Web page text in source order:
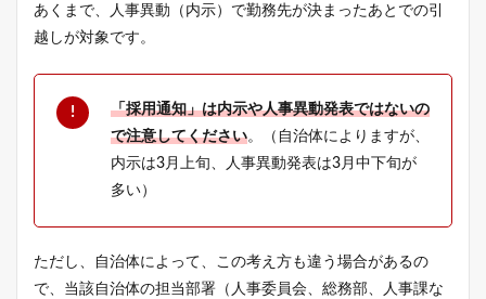
あくまで、人事異動（内示）で勤務先が決まったあとでの引
越しが対象です。
「採用通知」は内示や人事異動発表ではないの
で注意してください。（自治体によりますが、
内示は3月上旬、人事異動発表は3月中下旬が
多い）
ただし、自治体によって、この考え方も違う場合があるの
で、当該自治体の担当部署（人事委員会、総務部、人事課な